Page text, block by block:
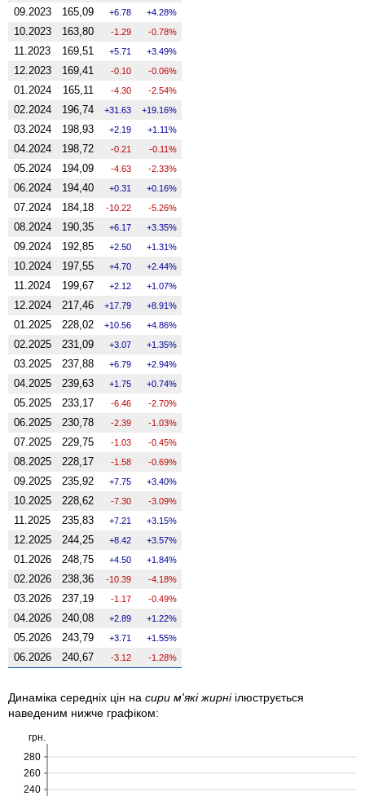
09.2023 165,09 6.78 4.28%
10.2023 163,80 -1.29 -0.78%
11.2023 169,51 5.71 3.49%
12.2023 169,41 -0.10 -0.06%
01.2024 165,11 -4.30 -2.54%
02.2024 196,74 31.63 19.16%
03.2024 198,93 2.19 1.11%
04.2024 198,72 -0.21 -0.11%
05.2024 194,09 -4.63 -2.33%
06.2024 194,40 0.31 0.16%
07.2024 184,18 -10.22 -5.26%
08.2024 190,35 6.17 3.35%
09.2024 192,85 2.50 1.31%
10.2024 197,55 4.70 2.44%
11.2024 199,67 2.12 1.07%
12.2024 217,46 17.79 8.91%
01.2025 228,02 10.56 4.86%
02.2025 231,09 3.07 1.35%
03.2025 237,88 6.79 2.94%
04.2025 239,63 1.75 0.74%
05.2025 233,17 -6.46 -2.70%
06.2025 230,78 -2.39 -1.03%
07.2025 229,75 -1.03 -0.45%
08.2025 228,17 -1.58 -0.69%
09.2025 235,92 7.75 3.40%
10.2025 228,62 -7.30 -3.09%
11.2025 235,83 7.21 3.15%
12.2025 244,25 8.42 3.57%
01.2026 248,75 4.50 1.84%
02.2026 238,36 -10.39 -4.18%
03.2026 237,19 -1.17 -0.49%
04.2026 240,08 2.89 1.22%
05.2026 243,79 3.71 1.55%
06.2026 240,67 -3.12 -1.28%
Динаміка середніх цін на сири м'які жирніілюструється
наведеним нижче графіком:
240
260
280
грн.